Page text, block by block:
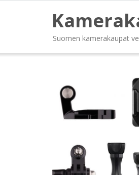
Suomen kamerakaupat